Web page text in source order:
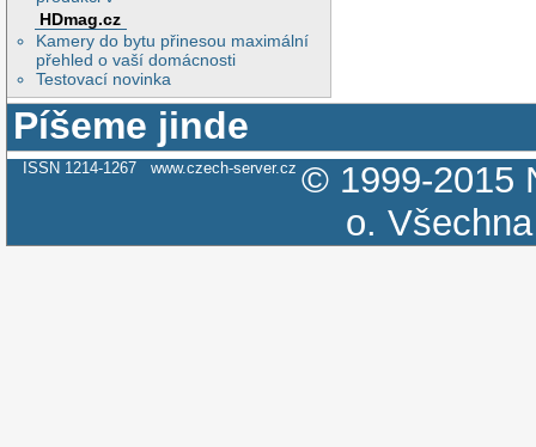
HDmag.cz
Kamery do bytu přinesou maximální
přehled o vaší domácnosti
Testovací novinka
Píšeme jinde
ISSN 1214-1267 www.czech-server.cz © 1999-2015
o.